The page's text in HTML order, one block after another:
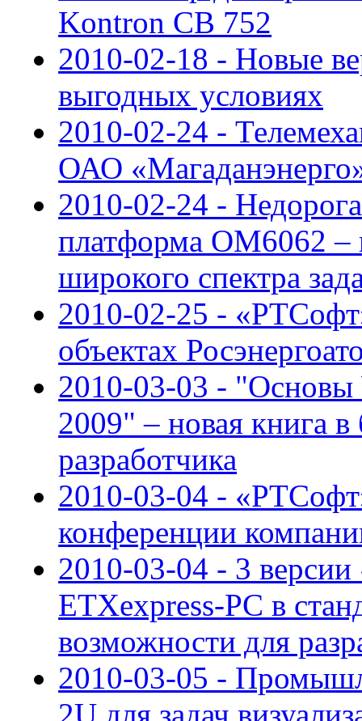
Kontron CB 752
2010-02-18 - Новые
выгодных условиях
2010-02-24 -
ОАО
2010-02-24 -
платформа OM6062 –
широкого спектра
2010-02-25 -
объектах
2010-03-03 - "Основы
2009" – новая книга в
разработчика
2010-03-04 -
конференции
2010-03-04 - 3
ETXexpress-PC в
возможности для
2010-03-05 -